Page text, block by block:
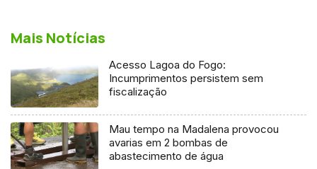
Mais Notícias
Acesso Lagoa do Fogo:
Incumprimentos persistem sem
fiscalização
Mau tempo na Madalena provocou
avarias em 2 bombas de
abastecimento de água